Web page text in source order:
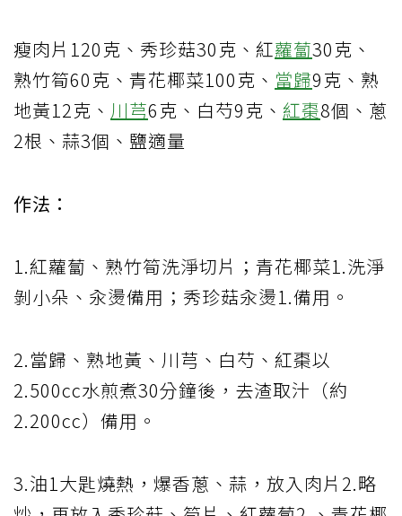
瘦肉片120克、秀珍菇30克、紅蘿蔔30克、
熟竹筍60克、青花椰菜100克、 當歸9克、熟
地黃12克、 川芎6克、白芍9克、 紅棗8個、蔥
2根、蒜3個、鹽適量
作法：
1.紅蘿蔔、熟竹筍洗淨切片；青花椰菜1.洗淨
剝小朵、汆燙備用；秀珍菇汆燙1.備用。
2.當歸、熟地黃、川芎、白芍、紅棗以
2.500cc水煎煮30分鐘後，去渣取汁（約
2.200cc）備用。
3.油1大匙燒熱，爆香蔥、蒜，放入肉片2.略